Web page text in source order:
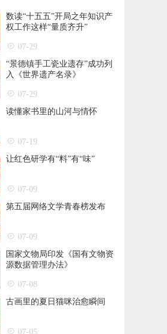
数读“十五五”开局之年知识产
权工作这样“量质齐升”
07-29
“景德镇手工瓷业遗存”成功列
入《世界遗产名录》
07-29
读懂家书里的山河与情怀
07-19
让红色研学有“料”有“味”
07-09
第五届网络文学青春榜发布
07-09
国家文物局印发《国有文物资
源数据管理办法》
07-08
古画里的夏日猫咪治愈瞬间
07-05